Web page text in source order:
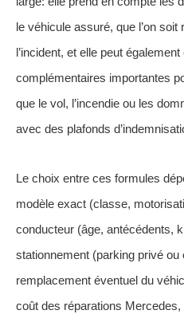
le véhicule assuré, que l’on
l’incident, et elle peut
complémentaires importantes
que le vol, l’incendie ou les
avec des plafonds
Le choix entre ces formules
modèle exact (classe,
conducteur (âge, antécédents,
stationnement (parking privé ou
remplacement éventuel du
coût des réparations